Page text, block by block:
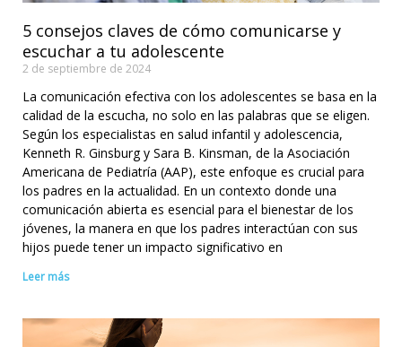
5 consejos claves de cómo comunicarse y
escuchar a tu adolescente
2 de septiembre de 2024
La comunicación efectiva con los adolescentes se basa en la
calidad de la escucha, no solo en las palabras que se eligen.
Según los especialistas en salud infantil y adolescencia,
Kenneth R. Ginsburg y Sara B. Kinsman, de la Asociación
Americana de Pediatría (AAP), este enfoque es crucial para
los padres en la actualidad. En un contexto donde una
comunicación abierta es esencial para el bienestar de los
jóvenes, la manera en que los padres interactúan con sus
hijos puede tener un impacto significativo en
Leer más